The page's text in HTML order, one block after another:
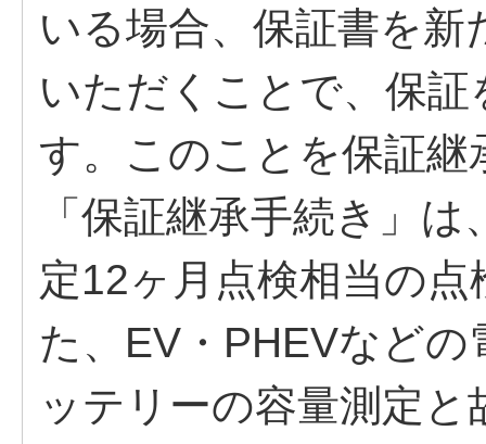
いる場合、保証書を
いただくことで、保
す。このことを保証継
「保証継承手続き」
定12ヶ月点検相当の
た、EV・PHEVなど
ッテリーの容量測定